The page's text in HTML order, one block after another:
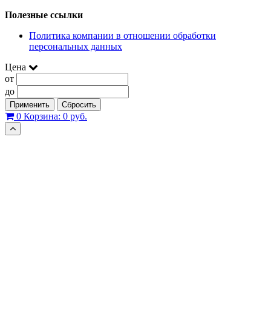
Полезные ссылки
Политика компании в отношении обработки
персональных данных
Цена
от
до
Применить Сбросить
0 Корзина: 0 руб.